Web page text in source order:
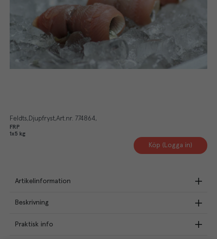
Feldts Djupfryst Art.nr. 774864
FRP
1x5 kg
Köp (Logga in)
Artikelinformation
Beskrivning
Praktisk info